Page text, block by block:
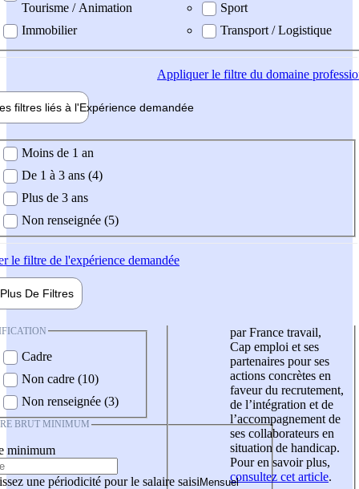
Tourisme / Animation
Immobilier
Sport
Transport / Logistique
Appliquerle filtre du domaine
filtres liés à l'Expérience demandée
demandée
Moins de 1 an
De 1 à 3 ans (4)
Plus de 3 ans
Non renseignée (5)
le filtre de l'expérience demandée
Plus De Filtres
Cadre
Non cadre (10)
Non renseignée (3)
BRUT MINIMUM
minimum
une périodicité pour le salaire saisi
par France travail,
Cap emploi et ses
partenaires pour ses
actions concrètes en
faveur du recrutement,
de l’intégration et de
l’accompagnement de
ses collaborateurs en
situation de handicap.
Pour en savoir plus,
consultez cet article.